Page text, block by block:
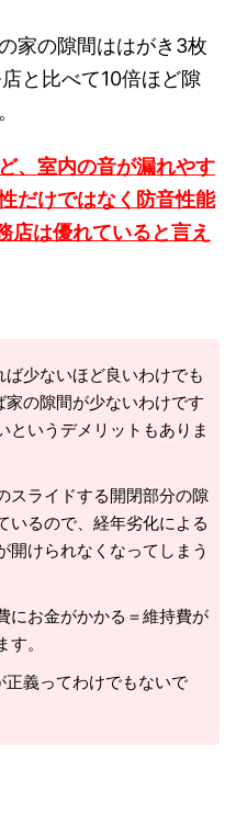
家の隙間ははがき3枚
と比べて10倍ほど隙
、室内の音が漏れやす
だけではなく防音性能
店は優れていると言え
少ないほど良いわけでも
の隙間が少ないわけです
というデメリットもありま
スライドする開閉部分の隙
いるので、経年劣化による
開けられなくなってしまう
にお金がかかる＝維持費が
。
正義ってわけでもないで